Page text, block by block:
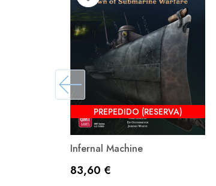
PREPEDIDO (RESERVA)

Infernal Machine
Precio
83,60 €